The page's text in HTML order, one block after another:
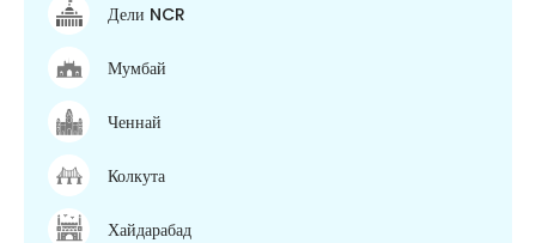
Дели NCR
Мумбай
Ченнай
Колкута
Хайдарабад